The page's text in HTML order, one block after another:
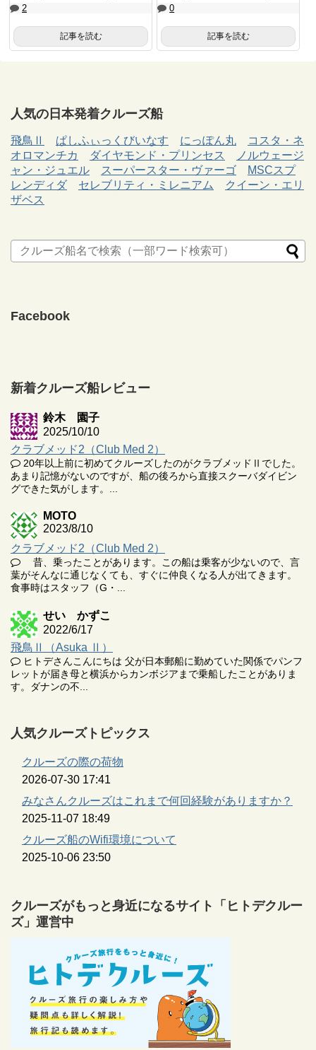
2
記事を読む
0
記事を読む
人気の日本発着クルーズ船
飛鳥Ⅱ ぱしふぃっくびいなす にっぽん丸
コスタ・ネ
オロマンチカ
ダイヤモンド・プリンセス
ノルウェージ
ャン・ジュエル
スーパースター・ヴァーゴ
MSCスプ
レンディダ
セレブリティ・ミレニアム
クイーン・エリ
ザベス
Facebook
新着クルーズ船レビュー
鈴木 園子
2025/10/10
クラブメッド2（Club Med 2）
20年以上前に初めてクルーズしたのがクラブメッドⅡでした。
あまり記憶がないのですが、船の後ろから直接スクーバダイビン
グできた気がします。...
MOTO
2023/8/10
クラブメッド2（Club Med 2）
昔、乗ったことがあります。この船は乗客が少ないので、言
葉がそんなに通じなくても、すぐに仲良くなる人が出てきます。
食事時はスタッフ（G・...
せい かずこ
2022/6/17
飛鳥Ⅱ（Asuka Ⅱ）
ヒトデさんこんにちは 父が日本郵船に勤めていた関係でパンフ
レットが届き母と横浜からカンボジアまで乗船したことがありま
す。ダナンの不...
人気クルーズトピックス
クルーズの際の荷物
2026-07-30 17:41
みなさんクルーズはこれまで何回経験がありますか？
2025-11-07 18:49
クルーズ船のWifi環境について
2025-10-06 23:50
クルーズがもっと身近になるサイト「ヒトデクルー
ズ」運営中